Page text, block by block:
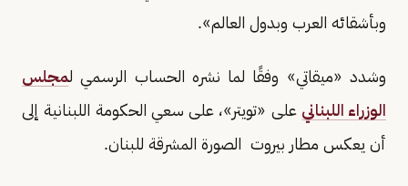
وبأشقائه العرب وبدول العالم».
وشدد «ميقاتي» وفقًا لما نشره الحساب الرسمي لمجلس
الوزراء اللبناني على «تويتر»، على سعي الحكومة اللبنانية إلى
أن يعكس مطار بيروت الصورة المشرقة للبنان.